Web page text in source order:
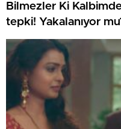
Bilmezler Ki
tepki! Yakalanıyor